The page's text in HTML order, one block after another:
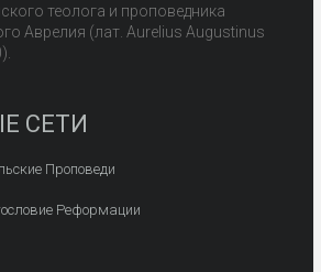
теолога и проповедника
Аврелия (лат. Aurelius Augustinus
СЕТИ
Проповеди
Реформации